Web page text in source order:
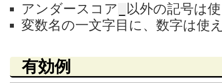
アンダースコア
以外の記号は
変数名の一文字目に、数字は使
有効例